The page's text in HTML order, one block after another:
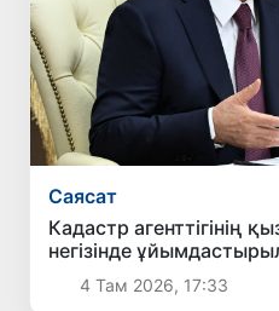
Саясат
Кадастр агенттігінің
негізінде
4 Там 2026, 17:33